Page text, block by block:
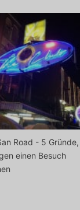
Road - 5 Gründe,
einen Besuch